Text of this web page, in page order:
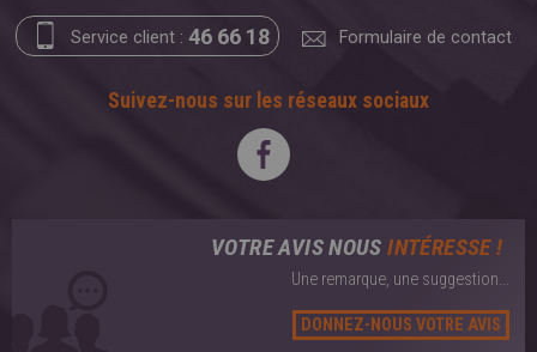
Service client : 46 66 18 Formulaire de contact
Suivez-nous sur les réseaux sociaux
VOTRE AVIS NOUSINTÉRESSE !
Une remarque, une suggestion...
DONNEZ-NOUS VOTRE AVIS